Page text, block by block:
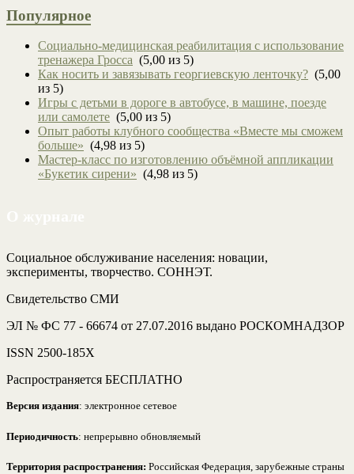
Популярное
Социально-медицинская реабилитация с использование
тренажера Гросса (5,00 из 5)
Как носить и завязывать георгиевскую ленточку? (5,00
из 5)
Игры с детьми в дороге в автобусе, в машине, поезде
или самолете (5,00 из 5)
Опыт работы клубного сообщества «Вместе мы сможем
больше» (4,98 из 5)
Мастер-класс по изготовлению объёмной аппликации
«Букетик сирени» (4,98 из 5)
Социальное обслуживание населения: новации,
эксперименты, творчество. СОННЭТ.
Свидетельство СМИ
ЭЛ № ФС 77 - 66674 от 27.07.2016 выдано РОСКОМНАДЗОР
ISSN 2500-185Х
Распространяется БЕСПЛАТНО
Версия издания: электронное сетевое
Периодичность: непрерывно обновляемый
Территория распространения: Российская Федерация, зарубежные страны